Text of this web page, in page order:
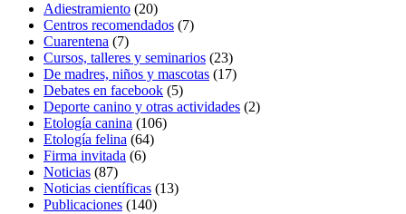
Adiestramiento (20)
Centros recomendados (7)
Cuarentena (7)
Cursos, talleres y seminarios (23)
De madres, niños y mascotas (17)
Debates en facebook (5)
Deporte canino y otras actividades (2)
Etología canina (106)
Etología felina (64)
Firma invitada (6)
Noticias (87)
Noticias científicas (13)
Publicaciones (140)